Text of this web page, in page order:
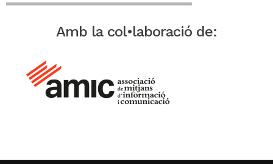
Amb la col•laboració de: